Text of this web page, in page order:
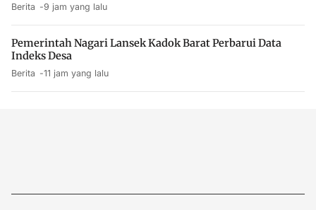
Berita 9 jam yang lalu
Pemerintah Nagari Lansek Kadok Barat Perbarui Data
Indeks Desa
Berita 11 jam yang lalu